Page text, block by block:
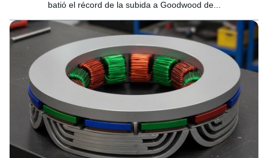
batió el récord de la subida a Goodwood de...